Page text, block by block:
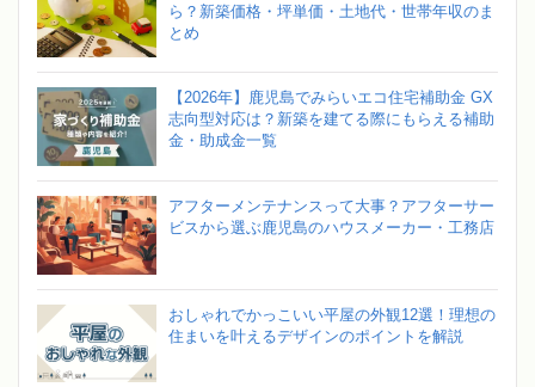
ら？新築価格・坪単価・土地代・世帯年収のま
とめ
【2026年】鹿児島でみらいエコ住宅補助金 GX
志向型対応は？新築を建てる際にもらえる補助
金・助成金一覧
アフターメンテナンスって大事？アフターサー
ビスから選ぶ鹿児島のハウスメーカー・工務店
おしゃれでかっこいい平屋の外観12選！理想の
住まいを叶えるデザインのポイントを解説